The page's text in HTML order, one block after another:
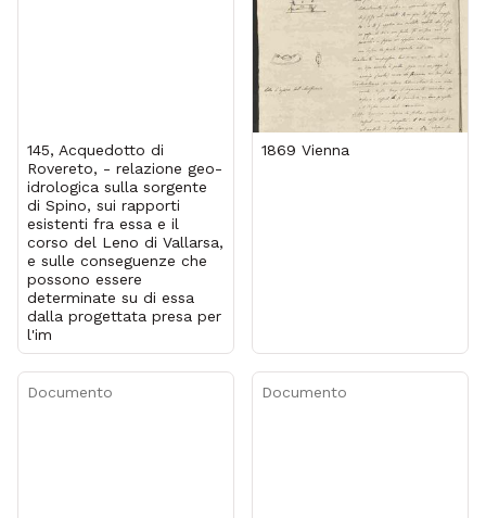
145, Acquedotto di
Rovereto, - relazione geo-
idrologica sulla sorgente
di Spino, sui rapporti
esistenti fra essa e il
corso del Leno di Vallarsa,
e sulle conseguenze che
possono essere
determinate su di essa
dalla progettata presa per
l'im
1869 Vienna
Documento Documento